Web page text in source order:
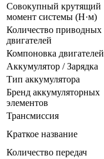
Совокупный крутящий
момент системы (Н·м)
Количество приводных
двигателей
Компоновка двигателей
Аккумулятор / Зарядка
Тип аккумулятора
Бренд аккумуляторных
элементов
Трансмиссия
Краткое название
Количество передач